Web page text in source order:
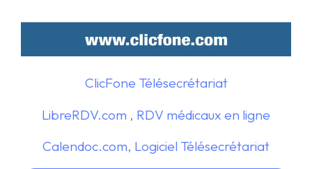
ClicFone Télésecrétariat
LibreRDV.com , RDV médicaux en ligne
Calendoc.com, Logiciel Télésecrétariat